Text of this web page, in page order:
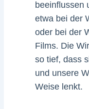
beeinflussen
etwa bei der
oder bei der
Films. Die
so tief, dass
und unsere
Weise lenkt.